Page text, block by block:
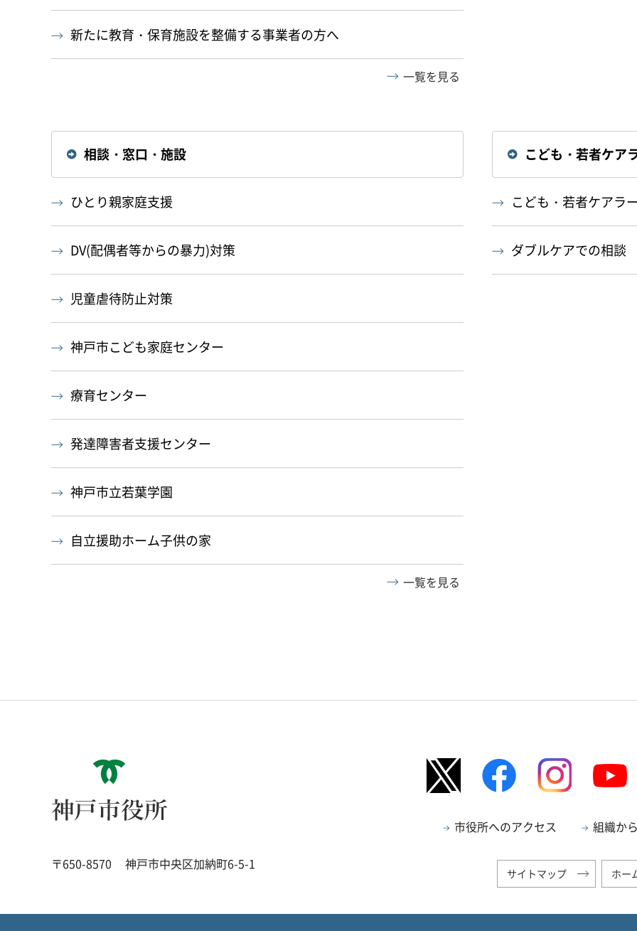
新たに教育・保育施設を整備する事業者の方へ
一覧を見る
相談・窓口・施設
ひとり親家庭支援
DV(配偶者等からの暴力)対策
児童虐待防止対策
神戸市こども家庭センター
療育センター
発達障害者支援センター
神戸市立若葉学園
自立援助ホーム子供の家
一覧を見る
こども・若者ケア
こども・若者ケアラ
ダブルケアでの相談
神戸市役所
〒650-8570 神戸市中央区加納町6-5-1
市役所へのアクセス 組織か
サイトマップ ホー